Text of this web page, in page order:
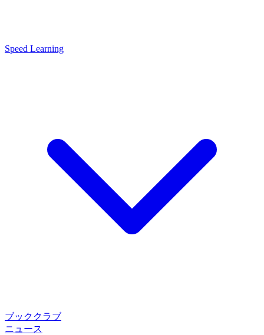
Speed Learning
ブッククラブ
ニュース